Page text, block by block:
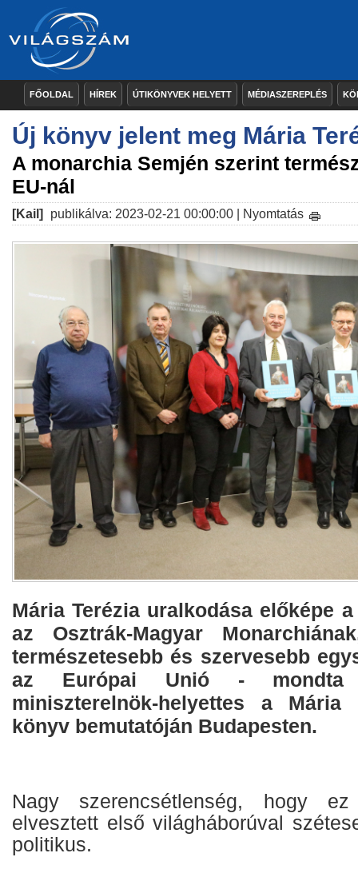
FŐOLDAL HÍREK ÚTIKÖNYVEK HELYETT MÉDIASZEREPLÉS
Új könyv jelent meg Mária
A monarchia Semjén szerint
EU-nál
[Kail] publikálva: 2023-02-21 00:00:00 | Nyomtatás
Mária Terézia uralkodása előképe
az Osztrák-Magyar
természetesebb és szervesebb
az Európai Unió - mondta
miniszterelnök-helyettes a Mária
könyv bemutatóján Budapesten.
Nagy szerencsétlenség, hogy
elvesztett első világháborúval
politikus.